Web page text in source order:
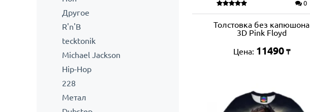
Другое
R'n'B
tecktonik
Michael Jackson
Hip-Hop
228
Метал
0
Толстовка без капюшона
3D Pink Floyd
Цена: 11490 ₸